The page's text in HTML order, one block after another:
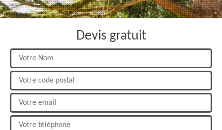
Devis gratuit